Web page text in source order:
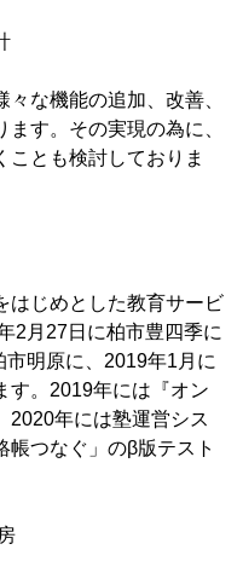
々な機能の追加、改善、
す。その実現の為に、
ことも検討しておりま
はじめとした教育サービ
2月27日に柏市豊四季に
明原に、2019年1月に
す。2019年には『オン
2020年には塾運営シス
帳つなぐ」のβ版テスト